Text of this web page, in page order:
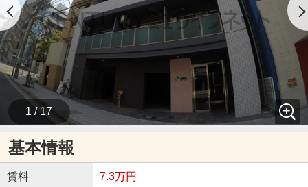
1 / 17
基本情報
賃料 7.3万円